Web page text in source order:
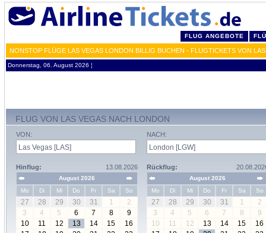
FLUG ANGEBOTE
NONSTOP FLÜGE LAS VEGAS LONDON BILLIG BUCHEN - FLUGTICKETS VON
Donnerstag, 06. August 2026 ¦
FLUG VON LAS VEGAS NACH LONDON
VON:
Hinflug: 13.08.2026
August 2026
Mo
Di Mi Do Fr Sa So
27 28 29 30 31 1
2
3
4 5 6 7 8
9
10
11 12 13 14 15
16
NACH:
Rückflug:
August 2026
Mo
Di Mi Do Fr Sa So
27 28 29 30 31 1
2
3
4 5 6 7 8
9
10
11 12 13 14 15
16